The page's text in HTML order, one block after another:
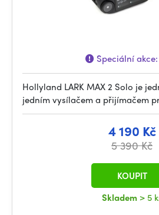
Speciální akce:
Hollyland LARK MAX 2 Solo je
jedním vysílačem a přijímačem
4 190 Kč
5 390 Kč
Skladem > 5
KOUPIT